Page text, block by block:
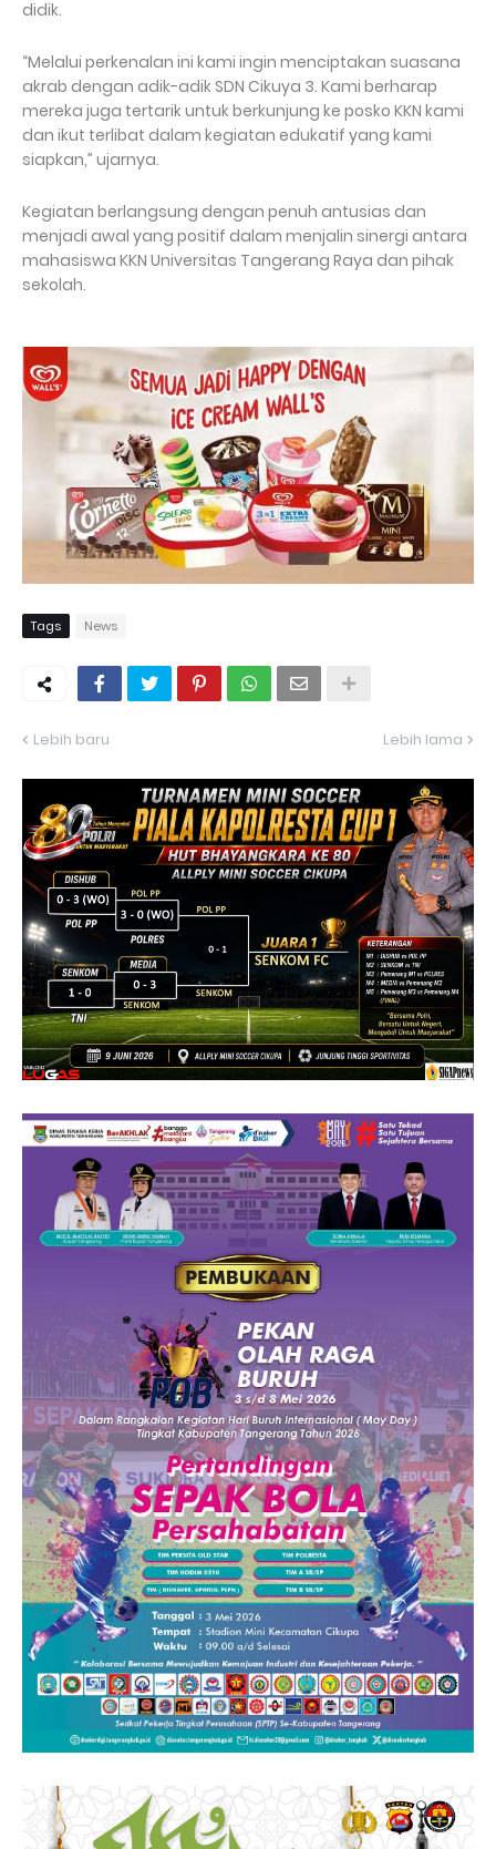
didik.
“Melalui perkenalan ini kami ingin menciptakan suasana
akrab dengan adik-adik SDN Cikuya 3. Kami berharap
mereka juga tertarik untuk berkunjung ke posko KKN kami
dan ikut terlibat dalam kegiatan edukatif yang kami
siapkan,” ujarnya.
Kegiatan berlangsung dengan penuh antusias dan
menjadi awal yang positif dalam menjalin sinergi antara
mahasiswa KKN Universitas Tangerang Raya dan pihak
sekolah.
Tags News
Lebih baru Lebih lama